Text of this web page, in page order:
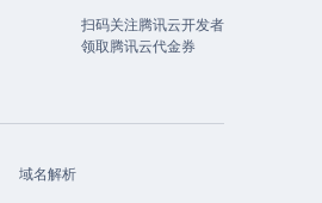
扫码关注腾讯云开发者
领取腾讯云代金券
域名解析